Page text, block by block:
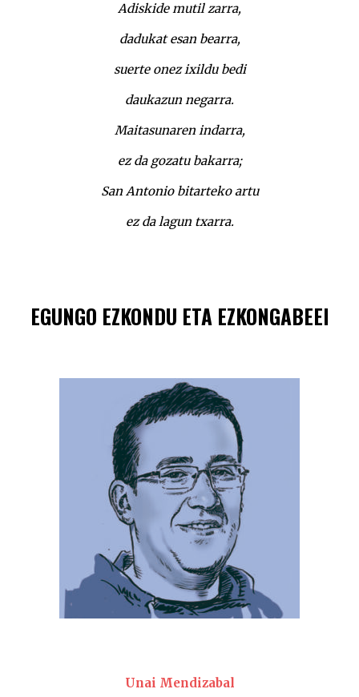
Adiskide mutil zarra,
dadukat esan bearra,
suerte onez ixildu bedi
daukazun negarra.
Maitasunaren indarra,
ez da gozatu bakarra;
San Antonio bitarteko artu
ez da lagun txarra.
EGUNGO EZKONDU ETA EZKONGABEEI
Unai Mendizabal